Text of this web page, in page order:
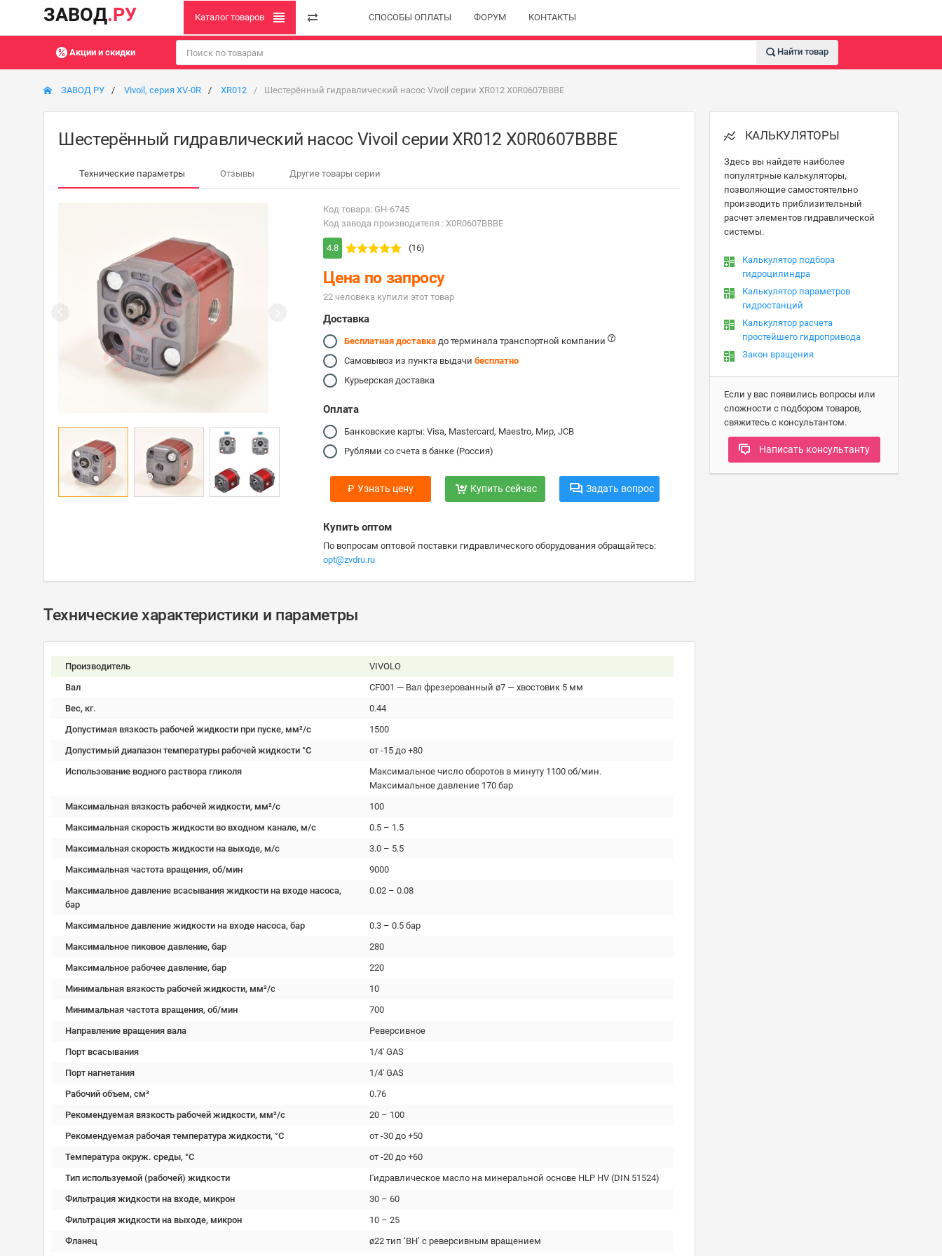
ЗАВОД.РУ Каталог товаров СПОСОБЫ ОПЛАТЫ ФОРУМ КОНТАКТЫ
Акции и скидки Найти товар
ЗАВОД РУ Vivoil, серия XV-0R XR012 Шестерённый гидравлический насос Vivoil серии XR012 X0R0607BBBE
Шестерённый гидравлический насос Vivoil серии XR012 X0R0607BBBE
Технические параметры Отзывы Другие товары серии
Код товара: GH-6745
Код завода производителя : X0R0607BBBE
4.8 (16)
Цена по запросу
22 человекa купили этот товар
Доставка
Бесплатная доставка до терминала транспортной компании
Самовывоз из пункта выдачибесплатно
Курьерская доставка
Оплата
Банковские карты: Visa, Mastercard, Maestro, Мир, JCB
Рублями со счета в банке (Россия)
₽ Узнать цену Купить сейчас Задать вопрос
Купить оптом
По вопросам оптовой поставки гидравлического оборудования обращайтесь:
opt@zvdru.ru
Технические характеристики и параметры
Производитель
VIVOLO
Вал
CF001 — Вал фрезерованный ø7 — хвостовик 5 мм
Вес, кг.
0.44
Допустимая вязкость рабочей жидкости при пуске, мм²/c
1500
Допустимый диапазон температуры рабочей жидкости °C
от -15 до +80
Использование водного раствора гликоля
Максимальное число оборотов в минуту 1100 об/мин.
Максимальное давление 170 бар
Максимальная вязкость рабочей жидкости, мм²/c
100
Максимальная скорость жидкости во входном канале, м/с
0.5 – 1.5
Максимальная скорость жидкости на выходе, м/с
3.0 – 5.5
Максимальная частота вращения, об/мин
9000
Максимальное давление всасывания жидкости на входе насоса,
бар
0.02 – 0.08
Максимальное давление жидкости на входе насоса, бар
0.3 – 0.5 бар
Максимальное пиковое давление, бар
280
Максимальное рабочее давление, бар
220
Минимальная вязкость рабочей жидкости, мм²/c
10
Минимальная частота вращения, об/мин
700
Направление вращения вала
Реверсивное
Порт всасывания
1/4' GAS
Порт нагнетания
1/4' GAS
Рабочий объем, см³
0.76
Рекомендуемая вязкость рабочей жидкости, мм²/с
20 – 100
Рекомендуемая рабочая температура жидкости, °C
от -30 до +50
Температура окруж. среды, °C
от -20 до +60
Тип используемой (рабочей) жидкости
Гидравлическое масло на минеральной основе HLP HV (DIN 51524)
Фильтрация жидкости на входе, микрон
30 – 60
Фильтрация жидкости на выходе, микрон
10 – 25
Фланец
ø22 тип ‘BH’ с реверсивным вращением
КАЛЬКУЛЯТОРЫ
Здесь вы найдете наиболее
популятрные калькуляторы,
позволяющие самостоятельно
производить приблизительный
расчет элементов гидравлической
системы.
Калькулятор подбора
гидроцилиндра
Калькулятор параметров
гидростанций
Калькулятор расчета
простейшего гидропривода
Закон вращения
Если у вас появились вопросы или
сложности с подбором товаров,
свяжитесь с консультантом.
Написать консультанту